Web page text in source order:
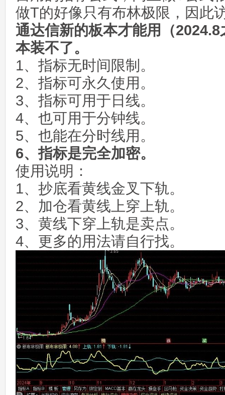
做T的好像只有布林极限，因此
通达信新的板本才能用（
本装不了。
1、指标无时间限制。
2、指标可永久使用。
3、指标可用于日线。
4、也可用于分钟线。
5、也能在分时线用。
6、指标是完全加密。
使用说明：
1、抄底看黄线金叉下轨。
2、加仓看黄线上穿上轨。
3、黄线下穿上轨是卖点。
4、更多的用法请自行找。